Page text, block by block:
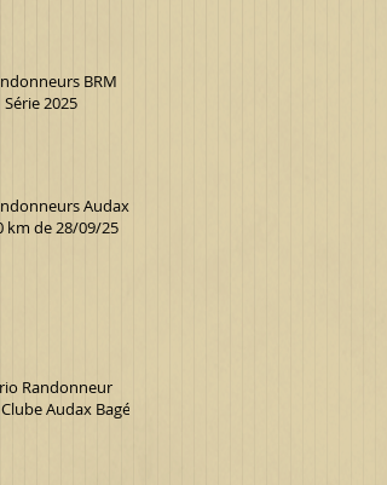
BRM
2025
Audax
km de 28/09/25
Randonneur
Audax Bagé